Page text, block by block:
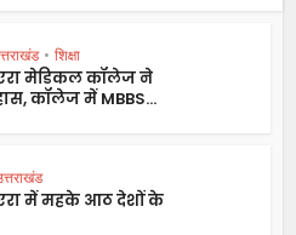
• शिक्षा
मेडिकल कॉलेज ने
कॉलेज में MBBS...
में महके आठ देशों के